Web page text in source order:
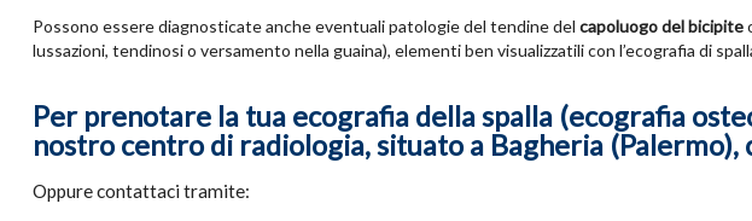
Possono essere diagnosticate anche eventuali patologie del tendine del capoluogo del bicipite
lussazioni, tendinosi o versamento nella guaina), elementi ben visualizzatili con l’ecografia di
Per prenotare la tua ecografia della spalla (ecografia
nostro centro di radiologia, situato a Bagheria (Palermo),
Oppure contattaci tramite: